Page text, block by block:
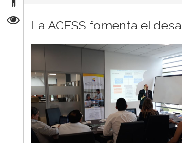
La ACESS fomenta el